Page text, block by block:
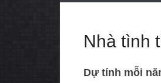
Nhà tình
Dự tính mỗi